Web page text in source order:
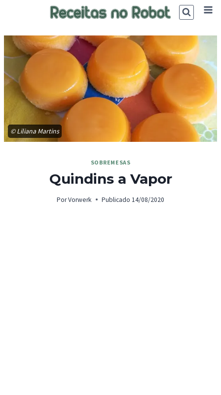
© Liliana Martins
SOBREMESAS
Quindins a Vapor
PorVorwerk Publicado 14/08/2020